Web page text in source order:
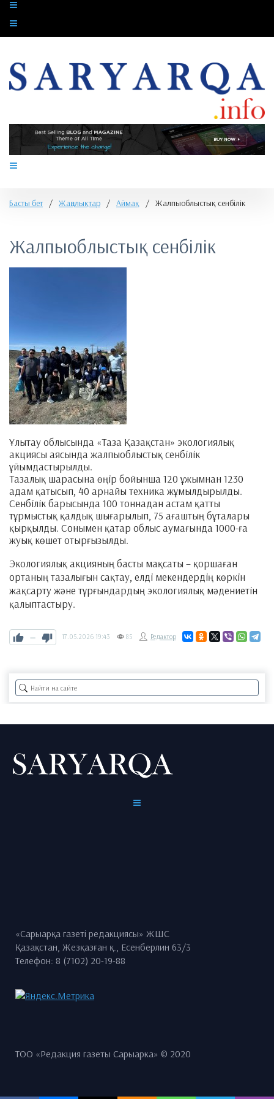
Басты бет / Жаңалықтар / Аймақ / Жалпыоблыстық сенбілік
Жалпыоблыстық сенбілік
Ұлытау облысында «Таза Қазақстан» экологиялық
акциясы аясында жалпыоблыстық сенбілік
ұйымдастырылды.
Тазалық шарасына өңір бойынша 120 ұжымнан 1230
адам қатысып, 40 арнайы техника жұмылдырылды.
Сенбілік барысында 100 тоннадан астам қатты
тұрмыстық қалдық шығарылып, 75 ағаштың бұталары
қырқылды. Сонымен қатар облыс аумағында 1000-ға
жуық көшет отырғызылды.
Экологиялық акцияның басты мақсаты – қоршаған
ортаның тазалығын сақтау, елді мекендердің көркін
жақсарту және тұрғындардың экологиялық мәдениетін
қалыптастыру.
— 17.05.2026 19:43 85 Редактор
«Сарыарқа газеті редакциясы» ЖШС
Қазақстан, Жезқазған қ., Есенберлин 63/3
Телефон: 8 (7102) 20-19-88
ТОО «Редакция газеты Сарыарка» © 2020